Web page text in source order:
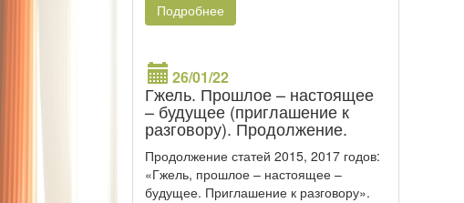
Подробнее
26/01/22
Гжель. Прошлое – настоящее
– будущее (приглашение к
разговору). Продолжение.
Продолжение статей 2015, 2017 годов:
«Гжель, прошлое – настоящее –
будущее. Приглашение к разговору».